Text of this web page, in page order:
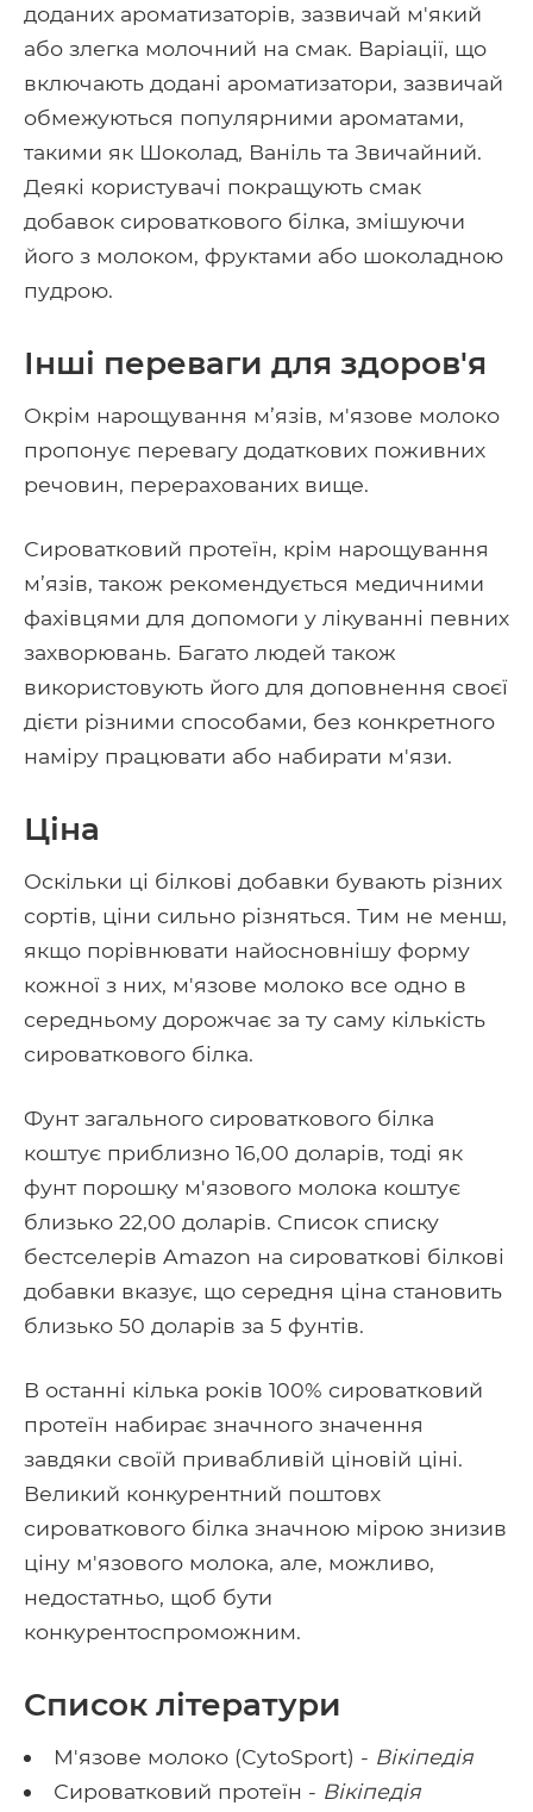
доданих ароматизаторів, зазвичай м'який
або злегка молочний на смак. Варіації, що
включають додані ароматизатори, зазвичай
обмежуються популярними ароматами,
такими як Шоколад, Ваніль та Звичайний.
Деякі користувачі покращують смак
добавок сироваткового білка, змішуючи
його з молоком, фруктами або шоколадною
пудрою.
Інші переваги для здоров'я
Окрім нарощування м’язів, м'язове молоко
пропонує перевагу додаткових поживних
речовин, перерахованих вище.
Сироватковий протеїн, крім нарощування
м’язів, також рекомендується медичними
фахівцями для допомоги у лікуванні певних
захворювань. Багато людей також
використовують його для доповнення своєї
дієти різними способами, без конкретного
наміру працювати або набирати м'язи.
Ціна
Оскільки ці білкові добавки бувають різних
сортів, ціни сильно різняться. Тим не менш,
якщо порівнювати найосновнішу форму
кожної з них, м'язове молоко все одно в
середньому дорожчає за ту саму кількість
сироваткового білка.
Фунт загального сироваткового білка
коштує приблизно 16,00 доларів, тоді як
фунт порошку м'язового молока коштує
близько 22,00 доларів. Список списку
бестселерів Amazon на сироваткові білкові
добавки вказує, що середня ціна становить
близько 50 доларів за 5 фунтів.
В останні кілька років 100% сироватковий
протеїн набирає значного значення
завдяки своїй привабливій ціновій ціні.
Великий конкурентний поштовх
сироваткового білка значною мірою знизив
ціну м'язового молока, але, можливо,
недостатньо, щоб бути
конкурентоспроможним.
Список літератури
М'язове молоко (CytoSport) - Вікіпедія
Сироватковий протеїн - Вікіпедія